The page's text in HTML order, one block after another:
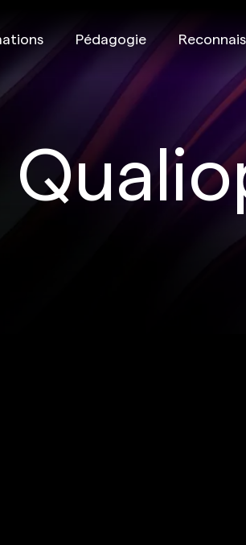
Pédagogie